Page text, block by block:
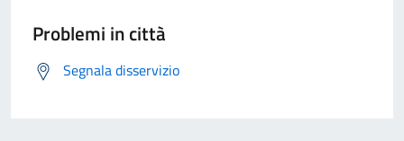
Problemi in città
Segnala disservizio